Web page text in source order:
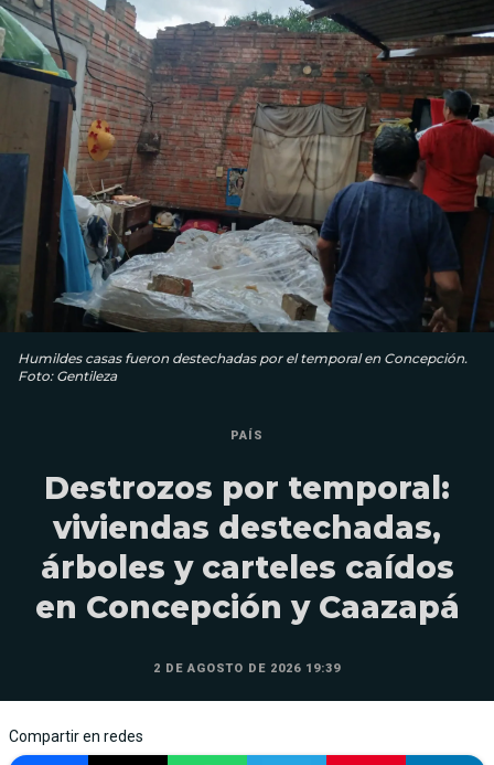
Humildes casas fueron destechadas por el temporal en Concepción.
Foto: Gentileza
PAÍS
Destrozos por temporal:
viviendas destechadas,
árboles y carteles caídos
en Concepción y Caazapá
2 DE AGOSTO DE 2026 19:39
Compartir en redes